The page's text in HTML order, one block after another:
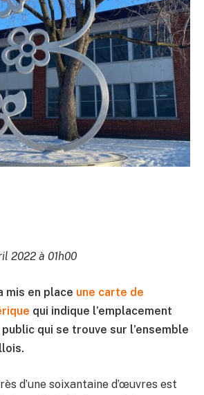
2022 à 01h00
mis en place une carte de
qui indique l’emplacement
qui se trouve sur l’ensemble
d’une soixantaine d’œuvres est